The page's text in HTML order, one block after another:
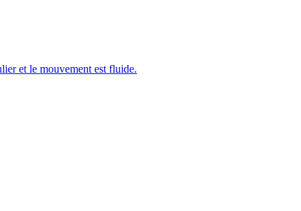
et le mouvement est fluide.